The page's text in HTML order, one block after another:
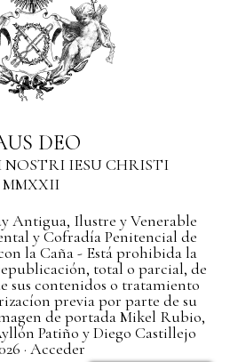
DEO
IESU CHRISTI
MMXXII
Antigua, Ilustre y Venerable
y Cofradía Penitencial de
la Caña - Está prohibida la
total o parcial, de
sus contenidos o tratamiento
previa por parte de su
de portada Mikel Rubio,
Patiño y Diego Castillejo
· Acceder